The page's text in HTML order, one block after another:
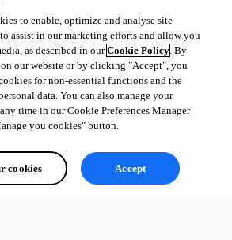
to enable, optimize and analyse site
assist in our marketing efforts and allow you
as described in ourCookie Policy. By
our website or by clicking "Accept", you
for non-essential functions and the
data. You can also manage your
time in our Cookie Preferences Manager
you cookies" button.
cookies Accept